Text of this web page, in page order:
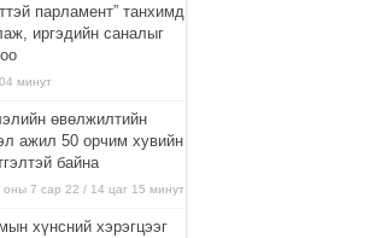
парламент” танхимд
иргэдийн саналыг
минут
өвөлжилтийн
ажил 50 орчим хувийн
байна
оны 7 сар 22 / 14 цаг 15 минут
хүнсний хэрэгцээг